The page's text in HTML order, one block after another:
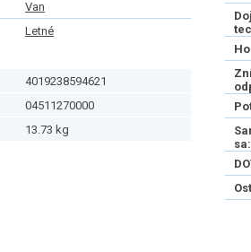
Van
Letné
4019238594621
04511270000
13.73 kg
sa: